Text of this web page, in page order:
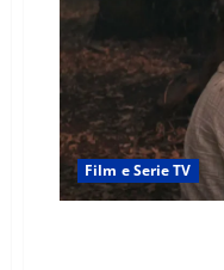
Film e Serie TV